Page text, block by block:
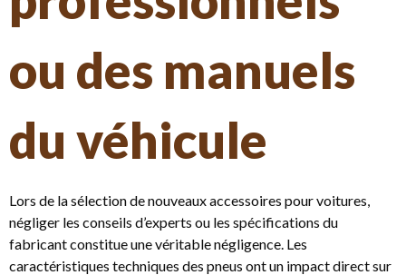
ou des manuels
du véhicule
Lors de la sélection de nouveaux accessoires pour voitures,
négliger les conseils d’experts ou les spécifications du
fabricant constitue une véritable négligence. Les
caractéristiques techniques des pneus ont un impact direct sur